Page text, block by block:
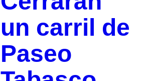
un carril de
Paseo